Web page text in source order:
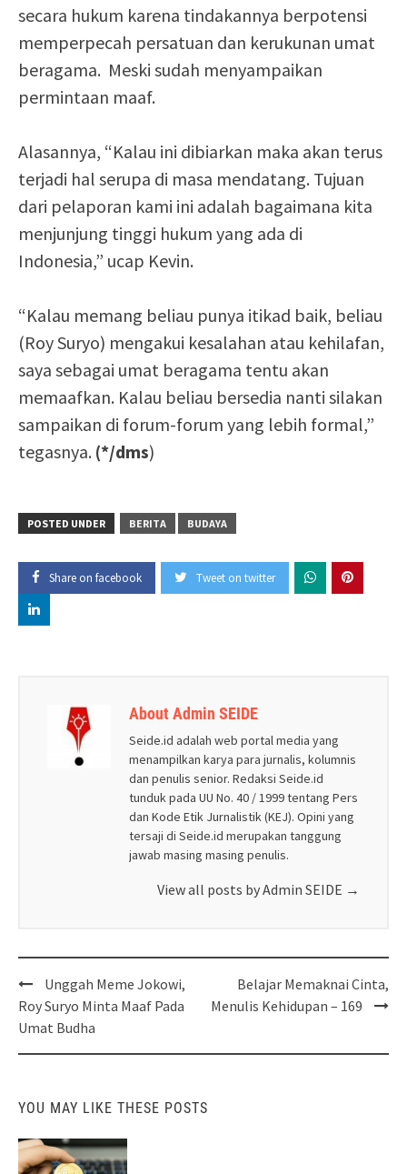
secara hukum karena tindakannya berpotensi
memperpecah persatuan dan kerukunan umat
beragama. Meski sudah menyampaikan
permintaan maaf.
Alasannya, “Kalau ini dibiarkan maka akan terus
terjadi hal serupa di masa mendatang. Tujuan
dari pelaporan kami ini adalah bagaimana kita
menjunjung tinggi hukum yang ada di
Indonesia,” ucap Kevin.
“Kalau memang beliau punya itikad baik, beliau
(Roy Suryo) mengakui kesalahan atau kehilafan,
saya sebagai umat beragama tentu akan
memaafkan. Kalau beliau bersedia nanti silakan
sampaikan di forum-forum yang lebih formal,”
tegasnya. (*/dms)
POSTED UNDER BERITA BUDAYA
Share on facebook Tweet on twitter
About Admin SEIDE
Seide.id adalah web portal media yang
menampilkan karya para jurnalis, kolumnis
dan penulis senior. Redaksi Seide.id
tunduk pada UU No. 40 / 1999 tentang Pers
dan Kode Etik Jurnalistik (KEJ). Opini yang
tersaji di Seide.id merupakan tanggung
jawab masing masing penulis.
View all posts by Admin SEIDE →
Post
navigation
Unggah Meme Jokowi,
Roy Suryo Minta Maaf Pada
Umat Budha
Belajar Memaknai Cinta,
Menulis Kehidupan – 169
YOU MAY LIKE THESE POSTS